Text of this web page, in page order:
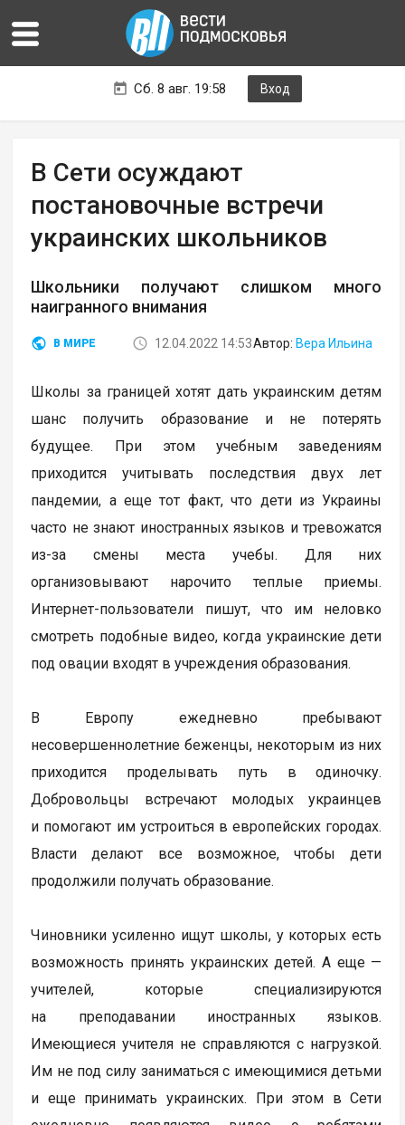
Сб. 8 авг. 19:58 Вход
В Сети осуждают
постановочные встречи
украинских школьников
Школьники получают слишком много
наигранного внимания
В МИРЕ 12.04.2022 14:53Автор: Вера Ильина
Школы за границей хотят дать украинским детям
шанс получить образование и не потерять
будущее. При этом учебным заведениям
приходится учитывать последствия двух лет
пандемии, а еще тот факт, что дети из Украины
часто не знают иностранных языков и тревожатся
из-за смены места учебы. Для них
организовывают нарочито теплые приемы.
Интернет-пользователи пишут, что им неловко
смотреть подобные видео, когда украинские дети
под овации входят в учреждения образования.
В Европу ежедневно пребывают
несовершеннолетние беженцы, некоторым из них
приходится проделывать путь в одиночку.
Добровольцы встречают молодых украинцев
и помогают им устроиться в европейских городах.
Власти делают все возможное, чтобы дети
продолжили получать образование.
Чиновники усиленно ищут школы, у которых есть
возможность принять украинских детей. А еще —
учителей, которые специализируются
на преподавании иностранных языков.
Имеющиеся учителя не справляются с нагрузкой.
Им не под силу заниматься с имеющимися детьми
и еще принимать украинских. При этом в Сети